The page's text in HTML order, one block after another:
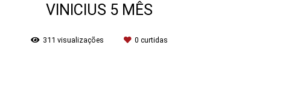
VINICIUS 5 MÊS
311 visualizações 0 curtidas